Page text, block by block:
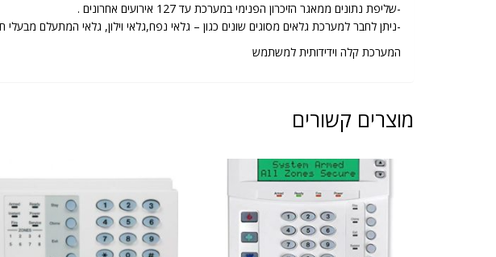
-שליפת נתונים ממאגר הזיכרון הפנימי במערכת עד 127 אירועים אחרונים .
-ניתן לחבר למערכת גלאים מסוגים שונים כגון – גלאי נפח,גלאי וילון, גלאי המתעלם מבעלי חיים, גלאי אנטי מסק, גלאי
המערכת קלה וידידותית למשתמש
מוצרים קשורים